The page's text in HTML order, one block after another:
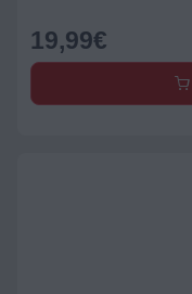
19,99€